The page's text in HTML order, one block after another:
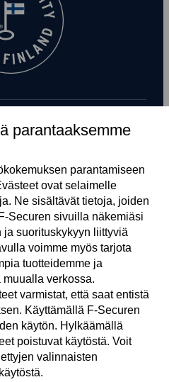
FI
parantaaksemme
parantamiseen
ovat selaimelle
Ne sisältävät tietoja, joiden
sivuilla näkemiäsi
suoritus­kykyyn liittyviä
voimme myös tarjota
tuotteidemme ja
verkossa.
varmistat, että saat entistä
Käyttämällä F‑Securen
käytön. Hylkäämällä
poistuvat käytöstä. Voit
valinnaisten